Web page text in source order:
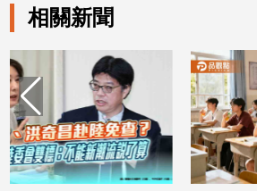
影
音
專
區
合
相關新聞